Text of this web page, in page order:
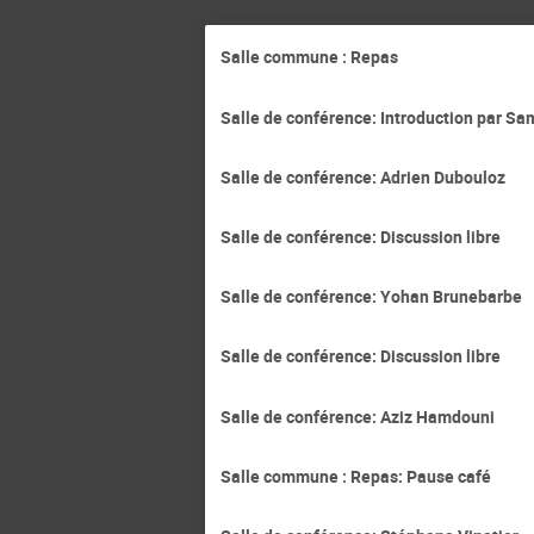
Salle commune : Repas
Salle de conférence: Introduction par
Salle de conférence: Adrien Dubouloz
Salle de conférence: Discussion libre
Salle de conférence: Yohan Brunebarbe
Salle de conférence: Discussion libre
Salle de conférence: Aziz Hamdouni
Salle commune : Repas: Pause café